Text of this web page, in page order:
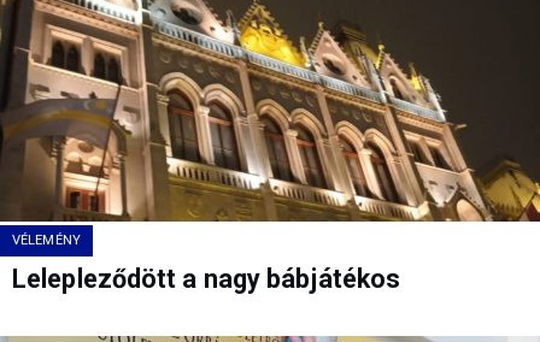
VÉLEMÉNY
Lelepleződött a nagy bábjátékos